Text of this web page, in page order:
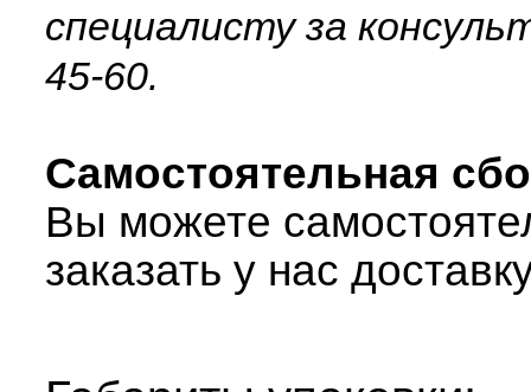
специалисту за
45-60.
Самостоятельная
Вы можете
заказать у нас